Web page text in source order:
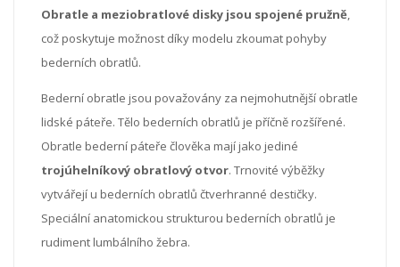
Obratle a meziobratlové disky jsou spojené pružně,
což poskytuje možnost díky modelu zkoumat pohyby
bederních obratlů.
Bederní obratle jsou považovány za nejmohutnější obratle
lidské páteře. Tělo bederních obratlů je příčně rozšířené.
Obratle bederní páteře člověka mají jako jediné
trojúhelníkový obratlový otvor. Trnovité výběžky
vytvářejí u bederních obratlů čtverhranné destičky.
Speciální anatomickou strukturou bederních obratlů je
rudiment lumbálního žebra.